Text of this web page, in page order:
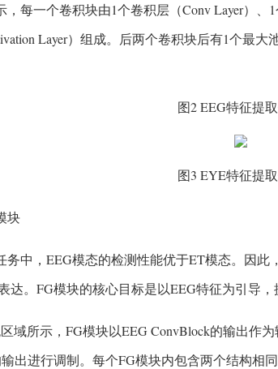
，每一个卷积块由1个卷积层（Conv Layer）、
Layer）组成。后两个卷积块后有1个最大
图2 EEG特征提
图3 EYE特征提
块
务中，EEG模态的检测性能优于ET模态。因
达。FG模块的核心目标是以EEG特征为引导，
域所示，FG模块以EEG ConvBlock的输出作
出进行调制。每个FG模块内包含两个结构相